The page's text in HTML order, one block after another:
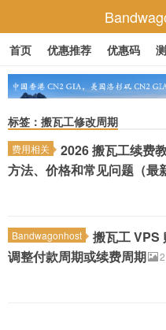
首页 优惠推荐 优惠码
标签：搬瓦工修改周期
费用相关
2026 搬瓦工续费
方法、价格和常见问题（最
Bandwagonhost
搬瓦工 VPS
调整付款周期或续费周期
2